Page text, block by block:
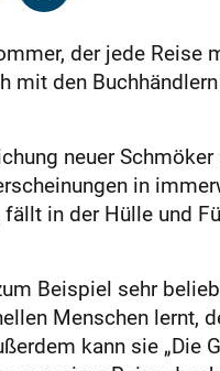
der jede Reise
mit den
neuer
in
in der Hülle und
Beispiel sehr
Menschen lernt,
kann sie „Die